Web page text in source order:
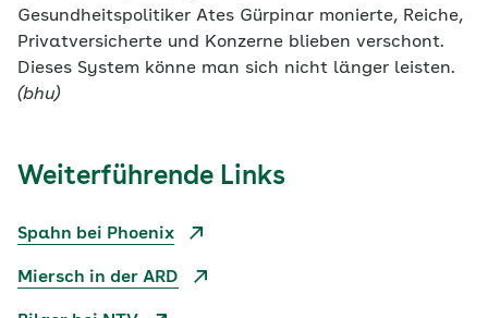
Gesundheitspolitiker Ates Gürpinar monierte, Reiche,
Privatversicherte und Konzerne blieben verschont.
Dieses System könne man sich nicht länger leisten.
(bhu)
Weiterführende Links
Spahn bei Phoenix
Miersch in der ARD